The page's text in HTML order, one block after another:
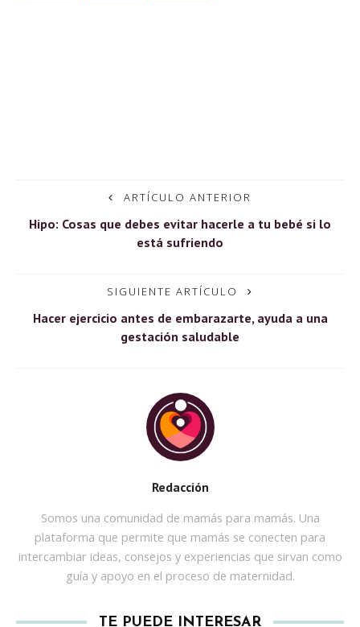
ARTÍCULO ANTERIOR
Hipo: Cosas que debes evitar hacerle a tu bebé si lo
está sufriendo
SIGUIENTE ARTÍCULO
Hacer ejercicio antes de embarazarte, ayuda a una
gestación saludable
Redacción
Somos una comunidad de mamás para mamás. Una
plataforma que permite que mamás se conecten para
intercambiar ideas, consejos y experiencias que sirvan como
guía y apoyo en el proceso de maternidad.
TE PUEDE INTERESAR